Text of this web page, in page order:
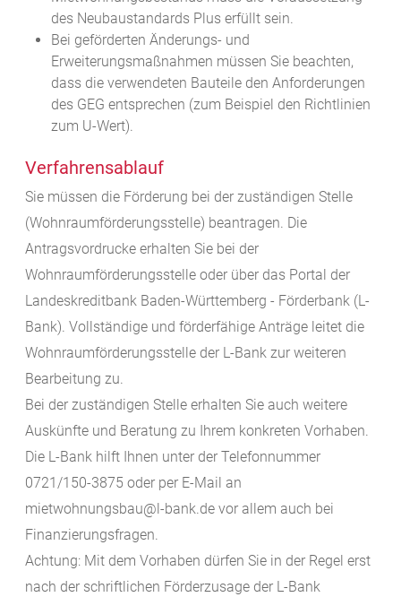
des Neubaustandards Plus erfüllt sein.
Bei geförderten Änderungs- und
Erweiterungsmaßnahmen müssen Sie beachten,
dass die verwendeten Bauteile den Anforderungen
des GEG entsprechen (zum Beispiel den Richtlinien
zum U-Wert).
Verfahrensablauf
Sie müssen die Förderung bei der zuständigen Stelle
(Wohnraumförderungsstelle) beantragen. Die
Antragsvordrucke erhalten Sie bei der
Wohnraumförderungsstelle oder über das Portal der
Landeskreditbank Baden-Württemberg - Förderbank (L-
Bank). Vollständige und förderfähige Anträge leitet die
Wohnraumförderungsstelle der L-Bank zur weiteren
Bearbeitung zu.
Bei der zuständigen Stelle erhalten Sie auch weitere
Auskünfte und Beratung zu Ihrem konkreten Vorhaben.
Die L-Bank hilft Ihnen unter der Telefonnummer
0721/150-3875 oder per E-Mail an
mietwohnungsbau@l-bank.de vor allem auch bei
Finanzierungsfragen.
Achtung: Mit dem Vorhaben dürfen Sie in der Regel erst
nach der schriftlichen Förderzusage der L-Bank